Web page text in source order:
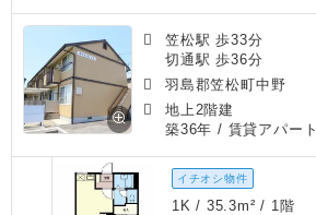
笠松駅 歩33分
切通駅 歩36分
羽島郡笠松町中野
地上2階建
築36年 / 賃貸アパート
イチオシ物件
1K / 35.3m² / 1階